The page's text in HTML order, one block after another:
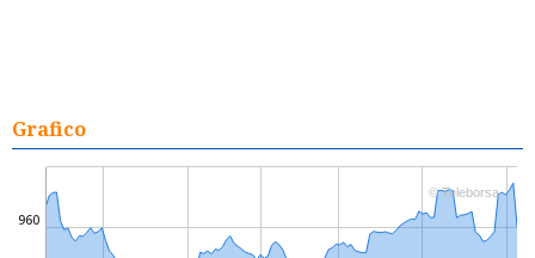
Grafico
960
© Teleborsa